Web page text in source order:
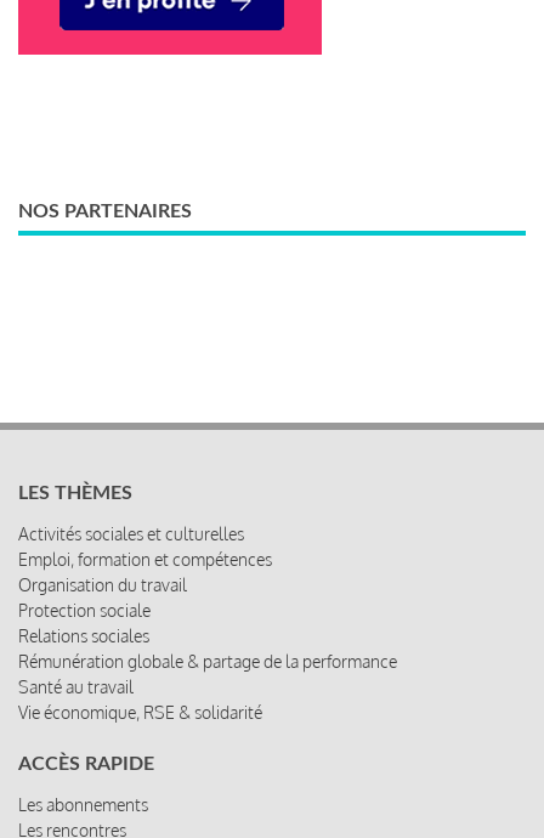
NOS PARTENAIRES
LES THÈMES
Activités sociales et culturelles
Emploi, formation et compétences
Organisation du travail
Protection sociale
Relations sociales
Rémunération globale & partage de la performance
Santé au travail
Vie économique, RSE & solidarité
ACCÈS RAPIDE
Les abonnements
Les rencontres